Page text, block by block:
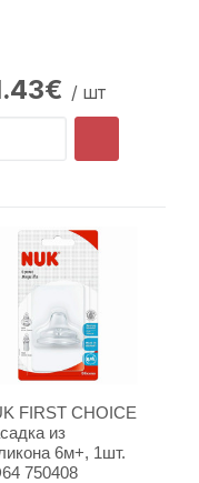
/ шт
FIRST CHOICE
из
6м+, 1шт.
750408